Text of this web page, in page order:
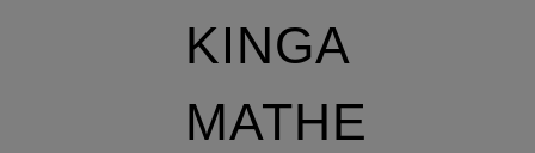
KINGA
MATHE